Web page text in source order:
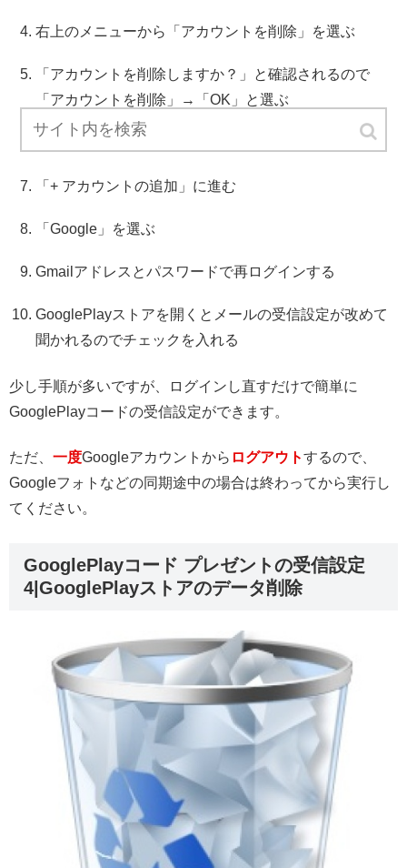
右上のメニューから「アカウントを削除」を選ぶ
「アカウントを削除しますか？」と確認されるので
「アカウントを削除」→「OK」と選ぶ
「+ アカウントの追加」に進む
「Google」を選ぶ
Gmailアドレスとパスワードで再ログインする
GooglePlayストアを開くとメールの受信設定が改めて
聞かれるのでチェックを入れる
少し手順が多いですが、ログインし直すだけで簡単に
GooglePlayコードの受信設定ができます。
ただ、 一度Googleアカウントから ログアウトするので、
Googleフォトなどの同期途中の場合は終わってから実行し
てください。
GooglePlayコード プレゼントの受信設定
4|GooglePlayストアのデータ削除